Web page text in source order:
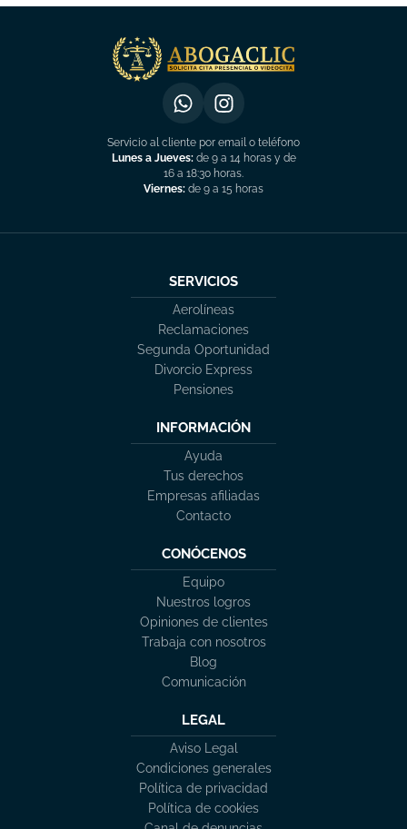
Servicio al cliente por email o teléfono
Lunes a Jueves:de 9 a 14 horas y de
16 a 18:30 horas.
Viernes: de 9 a 15 horas
SERVICIOS
Aerolíneas
Reclamaciones
Segunda Oportunidad
Divorcio Express
Pensiones
INFORMACIÓN
Ayuda
Tus derechos
Empresas afiliadas
Contacto
CONÓCENOS
Equipo
Nuestros logros
Opiniones de clientes
Trabaja con nosotros
Blog
Comunicación
LEGAL
Aviso Legal
Condiciones generales
Política de privacidad
Política de cookies